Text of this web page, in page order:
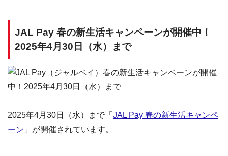
JAL Pay 春の新生活キャンペーンが開催中！
2025年4月30日（水）まで
2025年4月30日（水）まで「 JAL Pay 春の新生活キャンペ
ーン 」が開催されています。